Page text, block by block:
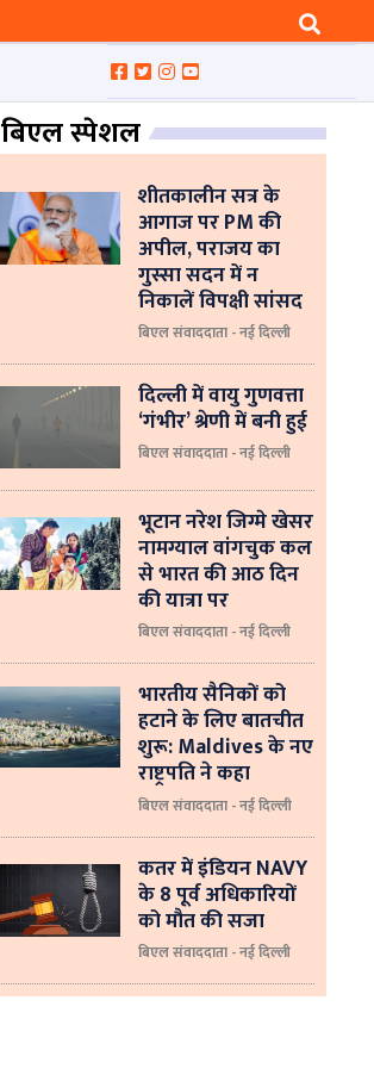
बिएल स्पेशल
शीतकालीन सत्र के
आगाज पर PM की
अपील, पराजय का
गुस्सा सदन में न
निकालें विपक्षी सांसद
बिएल संवाददाता - नई दिल्ली
दिल्ली में वायु गुणवत्ता
‘गंभीर’ श्रेणी में बनी हुई
बिएल संवाददाता - नई दिल्ली
भूटान नरेश जिग्मे खेसर
नामग्याल वांगचुक कल
से भारत की आठ दिन
की यात्रा पर
बिएल संवाददाता - नई दिल्ली
भारतीय सैनिकों को
हटाने के लिए बातचीत
शुरू: Maldives के नए
राष्ट्रपति ने कहा
बिएल संवाददाता - नई दिल्‍ली
कतर में इंडियन NAVY
के 8 पूर्व अधिकारियों
को मौत की सजा
बिएल संवाददाता - नई दिल्ली